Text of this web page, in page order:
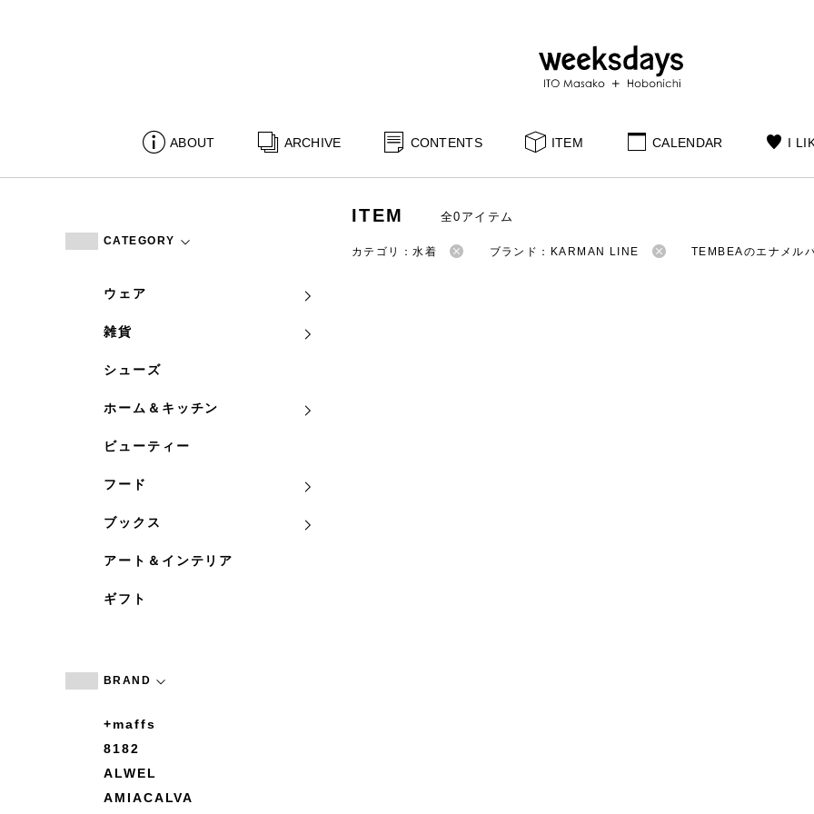
ABOUT ARCHIVE CONTENTS ITEM CALENDAR I
CATEGORY
ウェア
雑貨
シューズ
ホーム＆キッチン
ビューティー
フード
ブックス
アート＆インテリア
ギフト
BRAND
+maffs
8182
ALWEL
AMIACALVA
ITEM 全0アイテム
カテゴリ：水着 ブランド：KARMAN LINE TEMBEAのエナメル